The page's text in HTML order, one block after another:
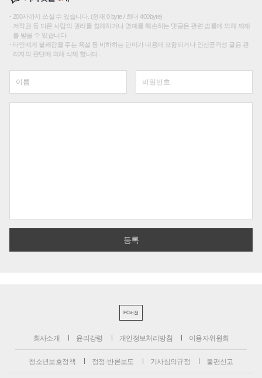
200자까지 쓰실 수 있습니다. (현재 0 byte / 최대 400byte)
저작권 등 다른 사람의 권리를 침해하거나 명예를 훼손하는 댓글은 관련 법률에 의해 제재
를 받을 수 있습니다.
타인에게 불쾌감을 주는 욕설 등 비하하는 단어가 내용에 포함되거나 인신공격성 글은 관
리자의 판단에 의해 삭제 합니다.
PC버전
회사소개 윤리강령 개인정보처리방침 이용자위원회
청소년보호정책 정정·반론보도 기사심의규정 불편신고